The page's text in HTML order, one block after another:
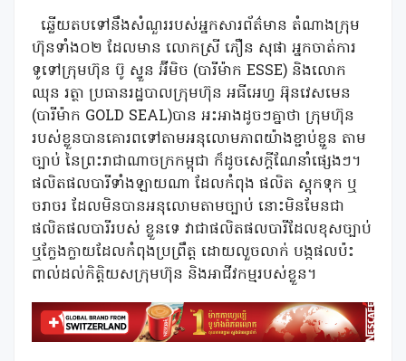
ឆ្លើយតបទៅនឹងសំណួររបស់អ្នកសារព័ត៌មាន តំណាងក្រុម
ហ៊ុនទាំង០២ ដែលមាន លោកស្រី ភឿន សុផា អ្នកចាត់ការ
ទូទៅក្រុមហ៊ុន ប៊ូ ស្ទួន អ៊ីមិច (បារីម៉ាក ESSE) និងលោក
ឈុន រត្ថា ប្រធានរដ្ឋបាលក្រុមហ៊ុន អធីអេហ្វ អ៊ុនវេសមេន
(បារីម៉ាក GOLD SEAL)បាន អះអាងដូចៗគ្នាថា ក្រុមហ៊ុន
របស់ខ្លួនបានគោរពទៅតាមអនុលោមភាពយ៉ាងខ្ជាប់ខ្ជួន តាម
ច្បាប់ នៃព្រះរាជាណាចក្រកម្ពុជា ក៏ដូចសេក្ដីណែនាំផ្សេងៗ។
ផលិតផលបារីទាំងឡាយណា ដែលកំពុង ផលិត ស្តុកទុក ឬ
ចរាចរ ដែលមិនបានអនុលោមតាមច្បាប់ នោះមិនមែនជា
ផលិតផលបារីរបស់ ខ្លួនទេ វាជាផលិតផលបារីដែលខុសច្បាប់
ឬក្លែងក្លាយដែលកំពុងប្រព្រឹត្ត ដោយលួចលាក់ បង្កផលប៉ះ
ពាល់ដល់កិត្តិយសក្រុមហ៊ុន និងអាជីវកម្មរបស់ខ្លួន។